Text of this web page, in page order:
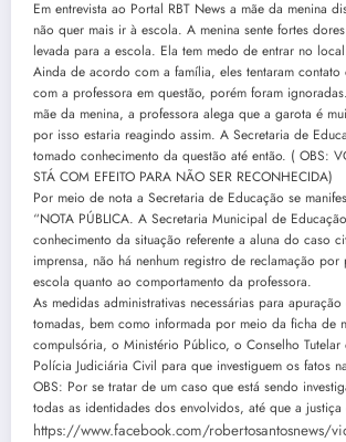
Em entrevista ao Portal RBT News a mãe da menina
não quer mais ir à escola. A menina sente fortes
levada para a escola. Ela tem medo de entrar no
Ainda de acordo com a família, eles tentaram
com a professora em questão, porém foram
mãe da menina, a professora alega que a garota é
por isso estaria reagindo assim. A Secretaria de
tomado conhecimento da questão até então. ( OBS:
STÁ COM EFEITO PARA NÃO SER RECONHECIDA)
Por meio de nota a Secretaria de Educação se
“NOTA PÚBLICA. A Secretaria Municipal de
conhecimento da situação referente a aluna do caso
imprensa, não há nenhum registro de reclamação por
escola quanto ao comportamento da professora.
As medidas administrativas necessárias para
tomadas, bem como informada por meio da ficha de
compulsória, o Ministério Público, o Conselho
Polícia Judiciária Civil para que investiguem os fatos
OBS: Por se tratar de um caso que está sendo
todas as identidades dos envolvidos, até que a
https://www.facebook.com/robertosantosnews/